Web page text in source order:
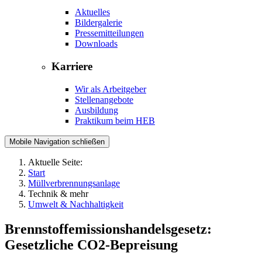
Aktuelles
Bildergalerie
Pressemitteilungen
Downloads
Karriere
Wir als Arbeitgeber
Stellenangebote
Ausbildung
Praktikum beim HEB
Mobile Navigation schließen
Aktuelle Seite:
Start
Müllverbrennungsanlage
Technik & mehr
Umwelt & Nachhaltigkeit
Brennstoffemissionshandelsgesetz:
Gesetzliche CO2-Bepreisung